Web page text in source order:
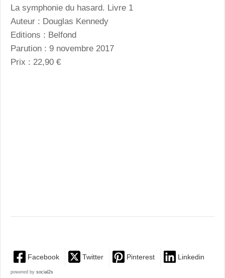
La symphonie du hasard. Livre 1
Auteur : Douglas Kennedy
Editions : Belfond
Parution : 9 novembre 2017
Prix : 22,90 €
Facebook Twitter Pinterest Linkedin
powered by social2s